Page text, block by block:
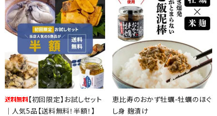
【初回限定】お試しセット
｜人気5品【送料無料！半額！】
恵比寿のおかず牡蠣-牡蠣のほぐ
し身 麹漬け